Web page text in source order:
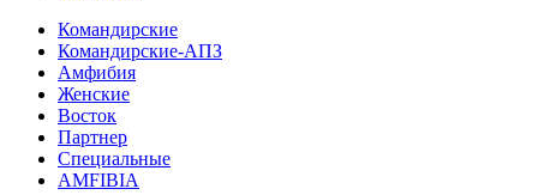
Командирские
Командирские-АПЗ
Амфибия
Женские
Восток
Партнер
Специальные
AMFIBIA